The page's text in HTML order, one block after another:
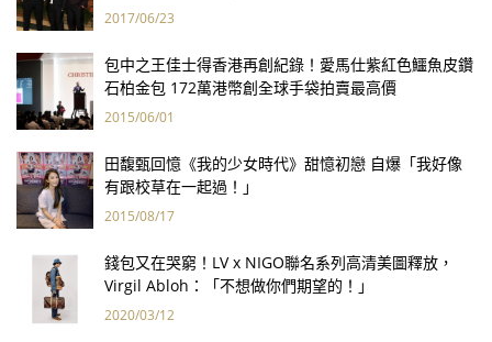
2017/06/23
包中之王佳士得香港再創紀錄！愛馬仕紫紅色鱷魚皮鑽
石柏金包 172萬港幣創全球手袋拍賣最高價
2015/06/01
田馥甄回憶《我的少女時代》甜憶初戀 自爆「我好像
有跟校草在一起過！」
2015/08/17
錢包又在哭窮！LV x NIGO聯名系列高清美圖釋放，
Virgil Abloh：「不想做你們期望的！」
2020/03/12